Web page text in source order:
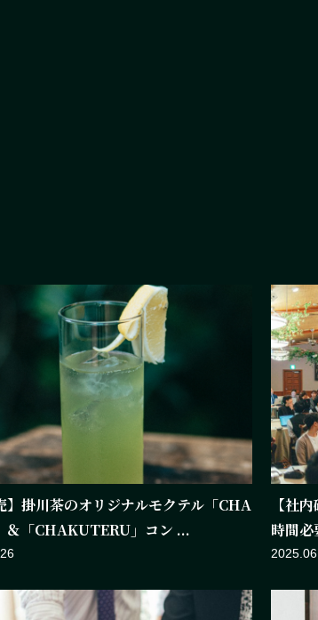
】掛川茶のオリジナルモクテル「CHA
＆「CHAKUTERU」コン ...
【社
時間